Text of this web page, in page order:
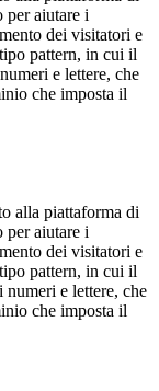
per aiutare i
dei visitatori e
pattern, in cui il
e lettere, che
che imposta il
alla piattaforma di
per aiutare i
dei visitatori e
pattern, in cui il
numeri e lettere, che
che imposta il